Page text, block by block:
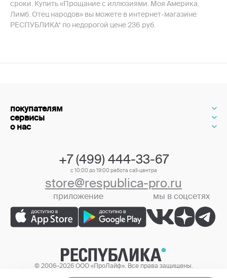
сроки. Купить «Прощание с иллюзиями. Моя Америка.
Лимб. Отец народов» вы можете в интернет-магазине
РЕСПУБЛИКА* по недорогой цене 236 руб.
покупателям
сервисы
о нас
+7 (499) 444-33-67
с 10:00 до 19:00 работа call-центра
store@respublica-pro.ru
приложение мы в соцсетях
© 2006–2026 ООО «ПроЛайф». Все права защищены.